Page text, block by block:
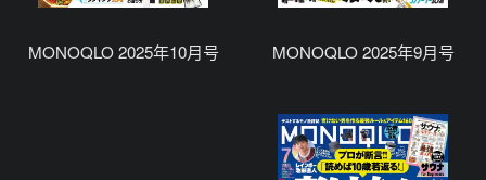
MONOQLO 2025年10月号 MONOQLO 2025年9月号